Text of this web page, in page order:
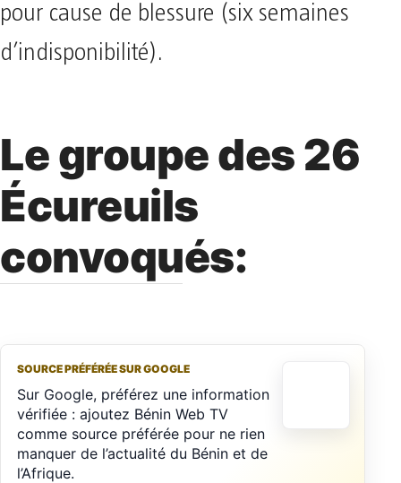
pour cause de blessure (six semaines
d’indisponibilité).
Le groupe des 26
Écureuils
convoqués:
SOURCE PRÉFÉRÉE SUR GOOGLE
Sur Google, préférez une information
vérifiée : ajoutez Bénin Web TV
comme source préférée pour ne rien
manquer de l’actualité du Bénin et de
l’Afrique.